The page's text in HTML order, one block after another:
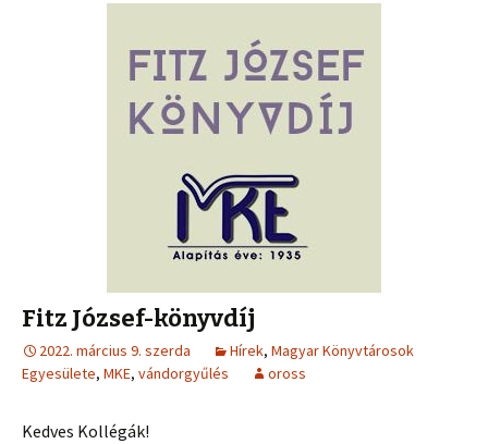
Fitz József-könyvdíj
2022. március 9. szerda Hírek, Magyar Könyvtárosok
Egyesülete, MKE, vándorgyűlés oross
Kedves Kollégák!